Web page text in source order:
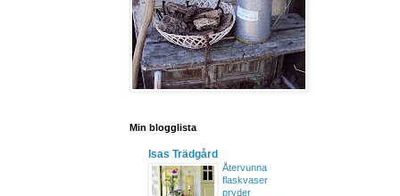
Min blogglista
Isas Trädgård
Återvunna
flaskvaser
pryder